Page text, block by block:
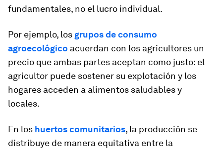
fundamentales, no el lucro individual.
Por ejemplo, los grupos de consumo
agroecológico acuerdan con los agricultores un
precio que ambas partes aceptan como justo: el
agricultor puede sostener su explotación y los
hogares acceden a alimentos saludables y
locales.
En los huertos comunitarios, la producción se
distribuye de manera equitativa entre la